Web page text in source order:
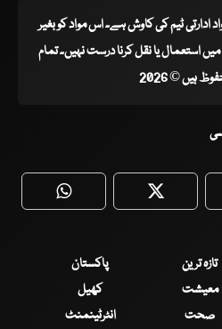
ادارتی ٹیم کی کاوش ہے۔ اس مواد کو بغیر
یا نقل کرنا درست نہیں۔ تمام
ہیں © 2026
WhatsApp Twitter
تازہ ترین
پاکستان
معیشت
کھیل
صحت انٹرٹینمنٹ